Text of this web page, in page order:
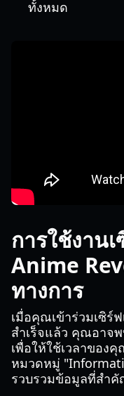
ทั้งหมด
การใช้งาน
Anime
ทางการ
เมื่อคุณเข้าร่วมเซิร์ฟ
สำเร็จแล้ว คุณอาจ
เพื่อให้ใช้เวลาของ
หมวดหมู่
รวบรวมข้อมูลที่สำคั